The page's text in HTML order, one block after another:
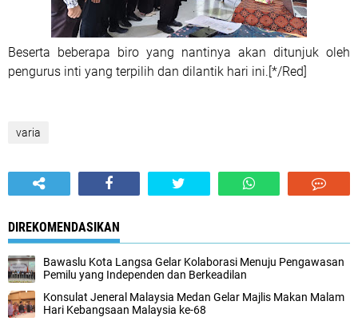
Beserta beberapa biro yang nantinya akan ditunjuk oleh
pengurus inti yang terpilih dan dilantik hari ini.[*/Red]
varia
DIREKOMENDASIKAN
Bawaslu Kota Langsa Gelar Kolaborasi Menuju Pengawasan
Pemilu yang Independen dan Berkeadilan
Konsulat Jeneral Malaysia Medan Gelar Majlis Makan Malam
Hari Kebangsaan Malaysia ke-68